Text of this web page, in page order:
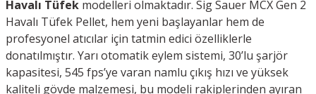
Havalı Tüfek modelleri olmaktadır. Sig Sauer MCX Gen 2
Havalı Tüfek Pellet, hem yeni başlayanlar hem de
profesyonel atıcılar için tatmin edici özelliklerle
donatılmıştır. Yarı otomatik eylem sistemi, 30’lu şarjör
kapasitesi, 545 fps’ye varan namlu çıkış hızı ve yüksek
kaliteli gövde malzemesi, bu modeli rakiplerinden ayıran